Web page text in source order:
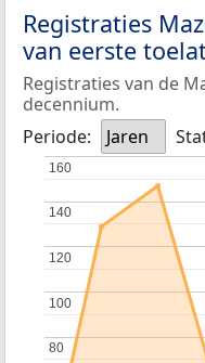
Registraties
van eerste
Registraties van de
decennium.
Periode:
Jaren
80
80
100
100
120
120
140
140
160
160